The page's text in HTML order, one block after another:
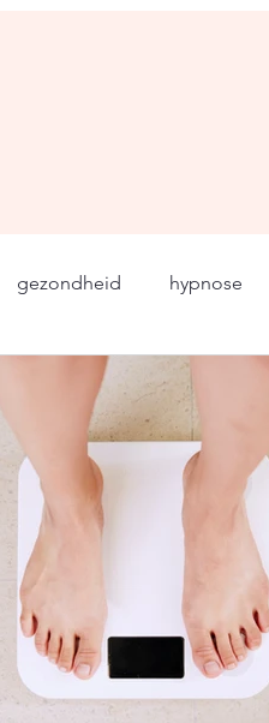
gezondheid hypnose
goede voornemens
stoppen met roken